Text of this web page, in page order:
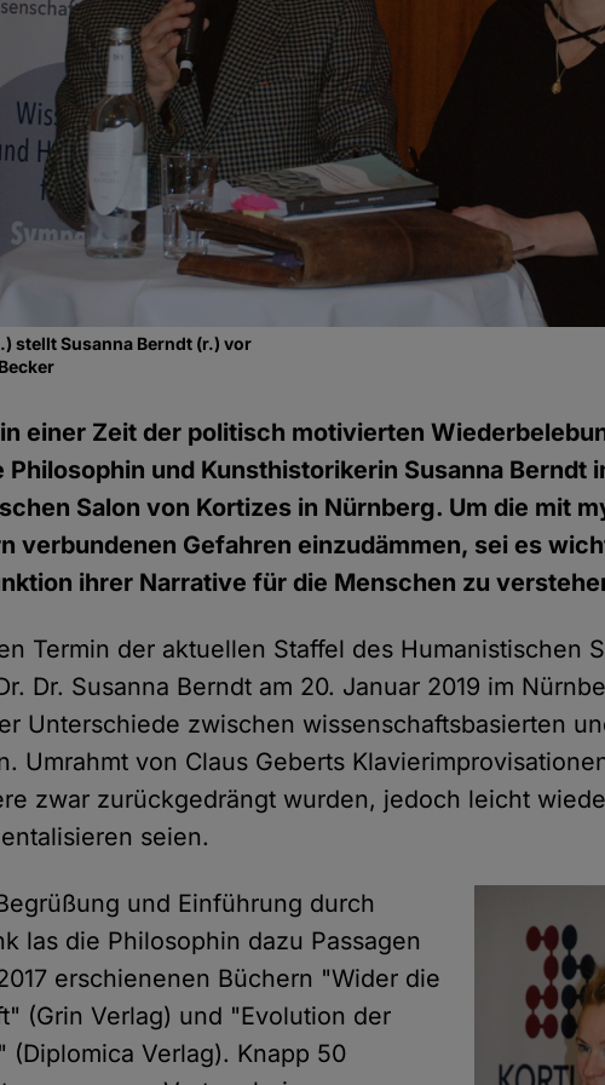
stellt Susanna Berndt (r.) vor
einer Zeit der politisch motivierten
Philosophin und Kunsthistorikerin Susanna Berndt
Salon von Kortizes in Nürnberg. Um die mit
verbundenen Gefahren einzudämmen, sei es
ihrer Narrative für die Menschen zu
Termin der aktuellen Staffel des Humanistischen
Dr. Susanna Berndt am 20. Januar 2019 im
Unterschiede zwischen wissenschaftsbasierten
Umrahmt von Claus Geberts
zwar zurückgedrängt wurden, jedoch leicht
seien.
und Einführung durch
las die Philosophin dazu Passagen
erschienenen Büchern "Wider die
(Grin Verlag) und "Evolution der
(Diplomica Verlag). Knapp 50